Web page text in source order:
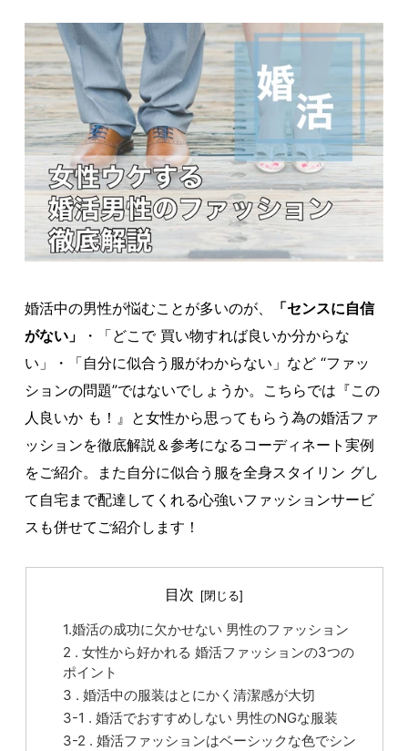
婚活中の男性が悩むことが多いのが、
「センスに自信
がない」
・「どこで 買い物すれば良いか分からな
い」・「自分に似合う服がわからない」など “ファッ
ションの問題”ではないでしょうか。こちらでは『この
人良いか も！』と女性から思ってもらう為の婚活ファ
ッションを徹底解説＆参考になるコーディネート実例
をご紹介。また自分に似合う服を全身スタイリン グし
て自宅まで配達してくれる心強いファッションサービ
スも併せてご紹介します！
目次
1.婚活の成功に欠かせない 男性のファッション
2 . 女性から好かれる 婚活ファッションの3つの
ポイント
3 . 婚活中の服装はとにかく清潔感が大切
3-1 . 婚活でおすすめしない 男性のNGな服装
3-2 . 婚活ファッションはベーシックな色でシン